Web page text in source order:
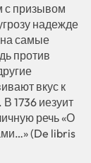
с призывом
надежде
самые
против
вкус к
1736 иезуит
речь «О
(De libris